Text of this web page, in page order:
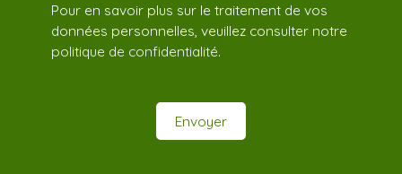
Pour en savoir plus sur le traitement de vos
données personnelles, veuillez consulter notre
politique de confidentialité.
Envoyer